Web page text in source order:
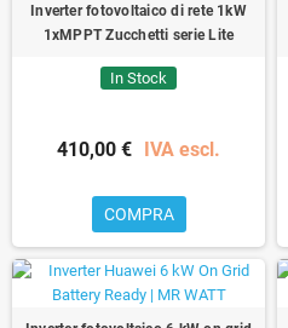
Inverter fotovoltaico di rete 1kW
1xMPPT Zucchetti serie Lite
In Stock
410,00 € IVA escl.
COMPRA